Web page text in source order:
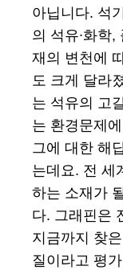
아닙니다. 석
의 석유∙화학
재의 변천에
도 크게 달라
는 석유의 고
는 환경문제
그에 대한 해
는데요. 전 세
하는 소재가
다. 그래핀은
지금까지 찾
질이라고 평